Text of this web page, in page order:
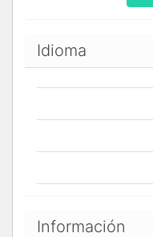
Idioma
Información